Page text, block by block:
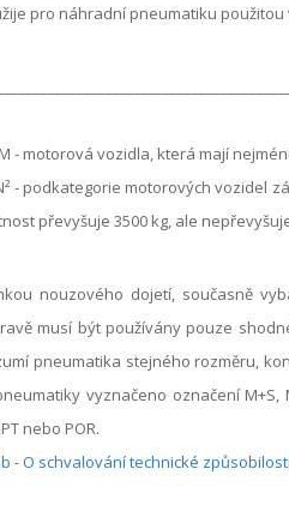
pro náhradní pneumatiku
- motorová vozidla, která mají
- podkategorie motorových vozidel
převyšuje 3500 kg, ale
nouzového dojetí, současně
musí být používány pouze
pneumatika stejného rozměru,
vyznačeno označení
nebo POR.
- O schvalování technické